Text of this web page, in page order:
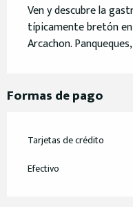
Ven y descubre la
típicamente bretón
Arcachon.
Formas de pago
Tarjetas de crédito
Efectivo